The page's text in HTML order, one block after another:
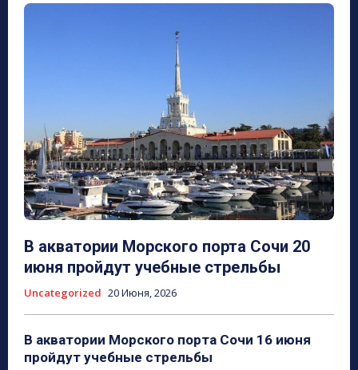
В акватории Морского порта Сочи 20
июня пройдут учебные стрельбы
Uncategorized 20 Июня, 2026
В акватории Морского порта Сочи 16 июня
пройдут учебные стрельбы